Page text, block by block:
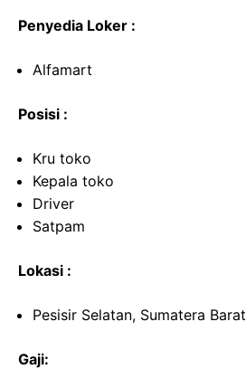
Penyedia Loker :
Alfamart
Posisi :
Kru toko
Kepala toko
Driver
Satpam
Lokasi :
Pesisir Selatan, Sumatera Barat
Gaji: